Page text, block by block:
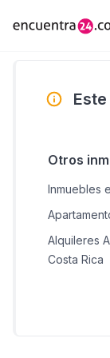
Otros
Inmuebles
Alquileres
Costa Rica